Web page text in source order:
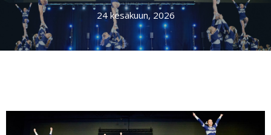
24 kesäkuun, 2026